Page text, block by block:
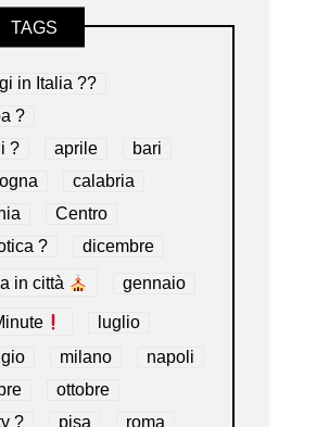
TAGS
in Italia ??
?️
?
aprile
bari
calabria
Centro
?
dicembre
in città gennaio
luglio
milano
napoli
ottobre
? pisa roma